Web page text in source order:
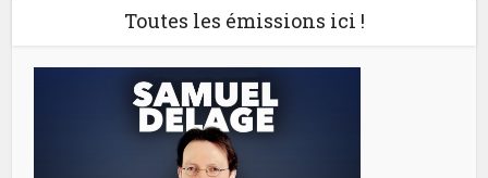
Toutes les émissions ici !